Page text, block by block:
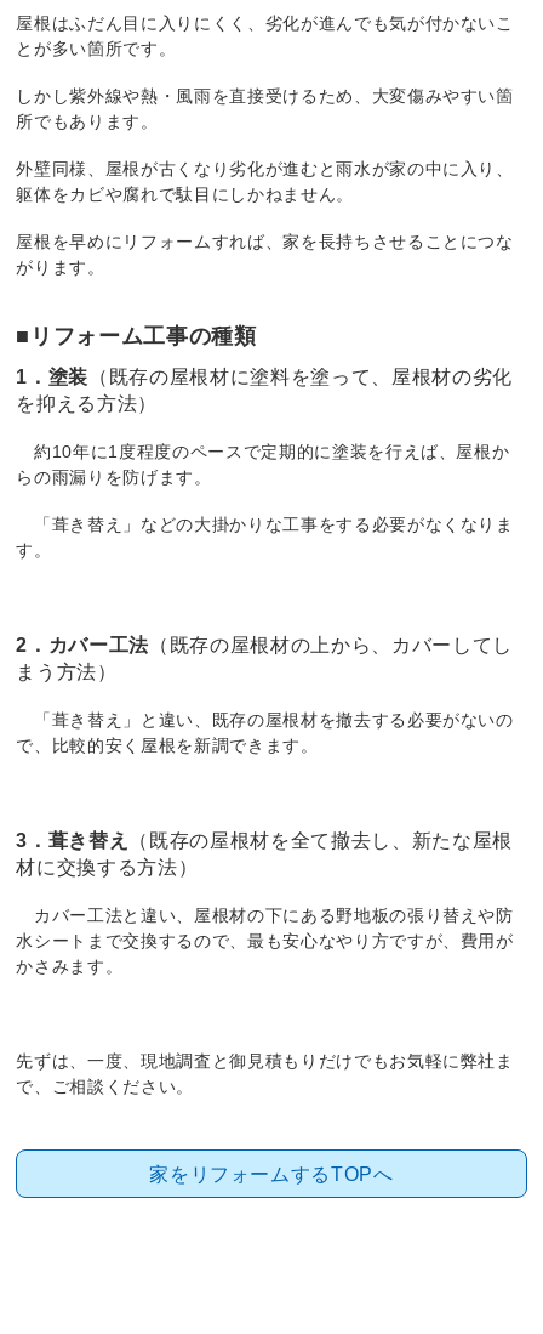
屋根はふだん目に入りにくく、劣化が進んでも気が付かないこ
とが多い箇所です。
しかし紫外線や熱・風雨を直接受けるため、大変傷みやすい箇
所でもあります。
外壁同様、屋根が古くなり劣化が進むと雨水が家の中に入り、
躯体をカビや腐れで駄目にしかねません。
屋根を早めにリフォームすれば、家を長持ちさせることにつな
がります。
■リフォーム工事の種類
1．塗装 （既存の屋根材に塗料を塗って、屋根材の劣化
を抑える方法）
約10年に1度程度のペースで定期的に塗装を行えば、屋根か
らの雨漏りを防げます。
「葺き替え」などの大掛かりな工事をする必要がなくなりま
す。
2．カバー工法 （既存の屋根材の上から、カバーしてし
まう方法）
「葺き替え」と違い、既存の屋根材を撤去する必要がないの
で、比較的安く屋根を新調できます。
3．葺き替え
（既存の屋根材を全て撤去し、新たな屋根
材に交換する方法）
カバー工法と違い、屋根材の下にある野地板の張り替えや防
水シートまで交換するので、最も安心なやり方ですが、費用が
かさみます。
先ずは、一度、現地調査と御見積もりだけでもお気軽に弊社ま
で、ご相談ください。
家をリフォームするTOPへ